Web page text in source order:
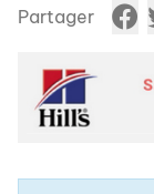
Apport
urinaire.
Partager